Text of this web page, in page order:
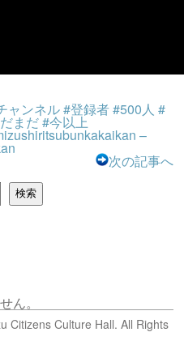
ャンネル#登録者#500人 #
まだ#今以上
–
次の記事へ
検索
ん。
Citizens Culture Hall. All Rights